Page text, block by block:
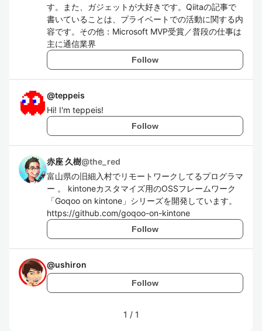
す。また、ガジェットが大好きです。Qiitaの記事で
書いていることは、プライベートでの活動に関する内
容です。その他：Microsoft MVP受賞／普段の仕事は
主に通信業界
Follow
@teppeis
Hi! I'm teppeis!
Follow
赤座 久樹@the_red
富山県の旧細入村でリモートワークしてるプログラマ
ー 。 kintoneカスタマイズ用のOSSフレームワーク
「Goqoo on kintone」シリーズを開発しています。
https://github.com/goqoo-on-kintone
Follow
@ushiron
Follow
1 / 1